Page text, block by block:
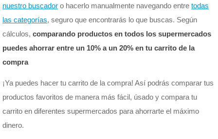
nuestro buscador o hacerlo manualmente navegando entre todas
las categorías, seguro que encontrarás lo que buscas. Según
cálculos, comparando productos en todos los supermercados
puedes ahorrar entre un 10% a un 20% en tu carrito de la
compra
¡Ya puedes hacer tu carrito de la compra! Así podrás comparar tus
productos favoritos de manera más fácil, úsado y compara tu
carrito en diferentes supermercados para ahorrarte el máximo
dinero.